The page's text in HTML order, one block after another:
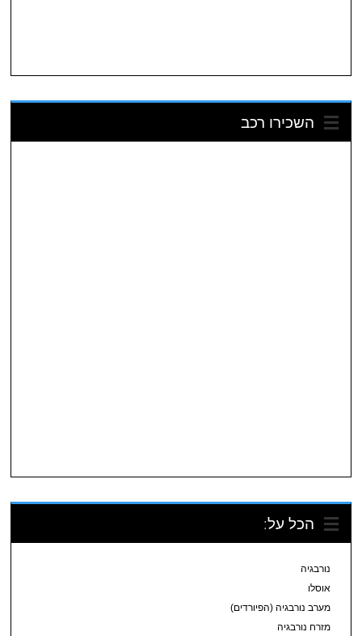
השכירו רכב
הכל על:
נורבגיה
אוסלו
מערב נורבגיה (הפיורדים)
מזרח נורבגיה